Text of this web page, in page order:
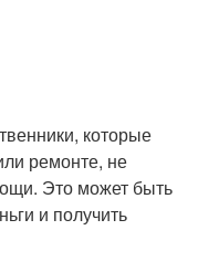
которые
ремонте, не
Это может быть
и получить